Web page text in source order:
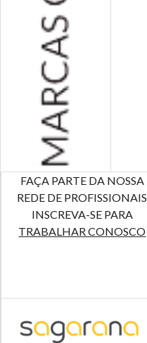
FAÇA PARTE DA NOSSA
REDE DE PROFISSIONAIS
INSCREVA-SE PARA
TRABALHAR CONOSCO